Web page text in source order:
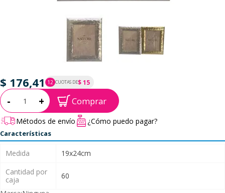
$ 176,41 12 CUOTAS DE$ 15
P.T.F. $ 176
Cantidad:
- + Comprar
Métodos de envío ¿Cómo puedo pagar?
Características
Medida
19x24cm
Cantidad por
caja
60